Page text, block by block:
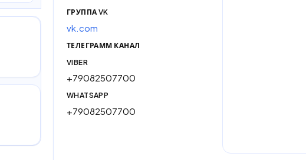
ГРУППА VK
vk.com
ТЕЛЕГРАММ КАНАЛ
VIBER
+79082507700
WHATSAPP
+79082507700